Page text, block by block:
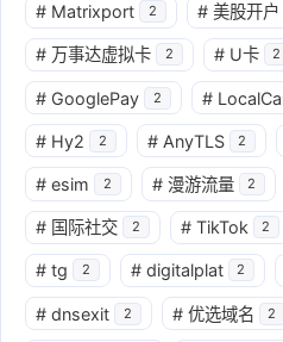
# Matrixport 2 # 美股开户
# 万事达虚拟卡 2 # U卡 2
# GooglePay 2 #
# Hy2 2 # AnyTLS 2
# esim 2 # 漫游流量 2
# 国际社交 2 # TikTok 2
# tg 2 # digitalplat 2
# dnsexit 2 # 优选域名 2